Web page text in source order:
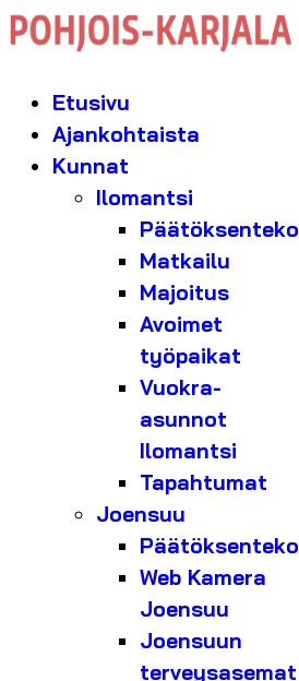
Etusivu
Ajankohtaista
Kunnat
Ilomantsi
Päätöksenteko
Matkailu
Majoitus
Avoimet
työpaikat
Vuokra-
asunnot
Ilomantsi
Tapahtumat
Joensuu
Päätöksenteko
Web Kamera
Joensuu
Joensuun
terveysasemat